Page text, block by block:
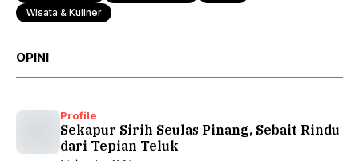
Wisata & Kuliner
OPINI
Profile
Sekapur Sirih Seulas Pinang, Sebait Rindu
dari Tepian Teluk